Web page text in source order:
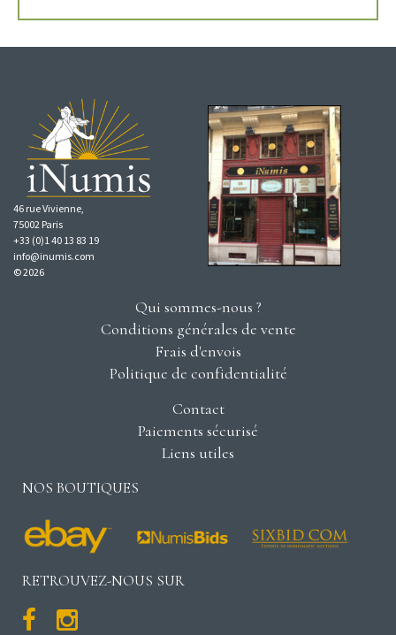
46 rue Vivienne,
75002 Paris
+33 (0)1 40 13 83 19
info@inumis.com
© 2026
Qui sommes-nous ?
Conditions générales de vente
Frais d'envois
Politique de confidentialité
Contact
Paiements sécurisé
Liens utiles
NOS BOUTIQUES
RETROUVEZ-NOUS SUR